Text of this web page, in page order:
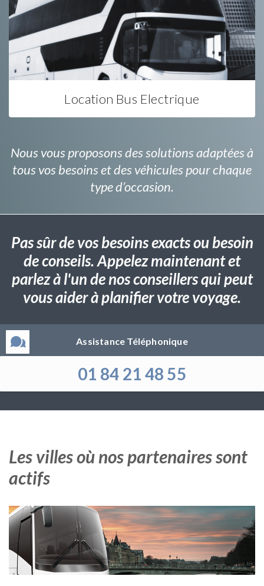
Location Bus Electrique
Nous vous proposons des solutions adaptées à
tous vos besoins et des véhicules pour chaque
type d’occasion.
Pas sûr de vos besoins exacts ou besoin
de conseils. Appelez maintenant et
parlez à l'un de nos conseillers qui peut
vous aider à planifier votre voyage.
Assistance Téléphonique
01 84 21 48 55
Les villes où nos partenaires sont
actifs